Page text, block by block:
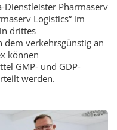
Dienstleister Pharmaserv
Logistics“ im
drittes
verkehrsgünstig an
können
GMP- und GDP-
werden.